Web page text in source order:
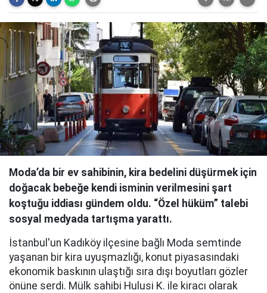
Moda’da bir ev sahibinin, kira bedelini düşürmek için
doğacak bebeğe kendi isminin verilmesini şart
koştuğu iddiası gündem oldu. “Özel hüküm” talebi
sosyal medyada tartışma yarattı.
İstanbul'un Kadıköy ilçesine bağlı Moda semtinde
yaşanan bir kira uyuşmazlığı, konut piyasasındaki
ekonomik baskının ulaştığı sıra dışı boyutları gözler
önüne serdi. Mülk sahibi Hulusi K. ile kiracı olarak